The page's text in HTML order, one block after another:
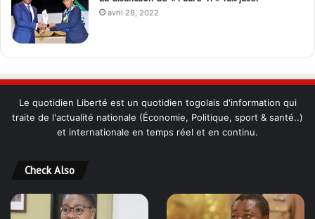
avril 28, 2022
Le quotidien Liberté est un quotidien togolais d'information qui
traite de l'actualité nationale (Économie, Politique, sport & santé..)
et internationale en temps réel et en continu.
Check Also